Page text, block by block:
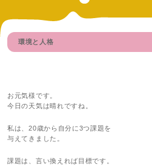
環境と人格
お元気様です。
今日の天気は晴れですね。
私は、20歳から自分に3つ課題を
与えてきました。
課題は、言い換えれば目標です。